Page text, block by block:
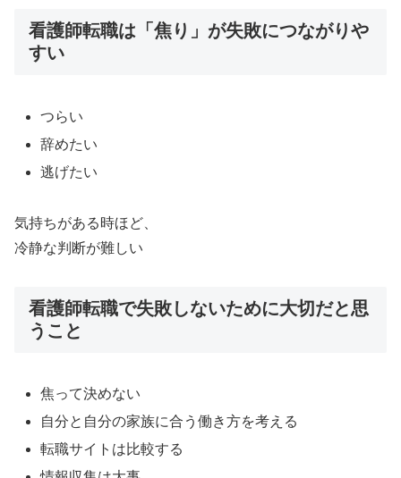
看護師転職は「焦り」が失敗につながりや
すい
つらい
辞めたい
逃げたい
気持ちがある時ほど、
冷静な判断が難しい
看護師転職で失敗しないために大切だと思
うこと
焦って決めない
自分と自分の家族に合う働き方を考える
転職サイトは比較する